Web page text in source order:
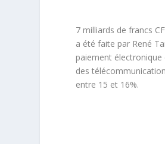
7 milliards de francs
a été faite par René
paiement électronique
des
entre 15 et 16%.